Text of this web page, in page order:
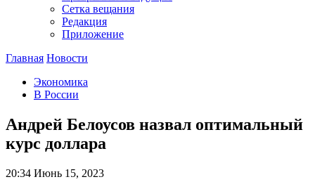
Сетка вещания
Редакция
Приложение
Главная Новости
Экономика
В России
Андрей Белоусов назвал оптимальный
курс доллара
20:34 Июнь 15, 2023